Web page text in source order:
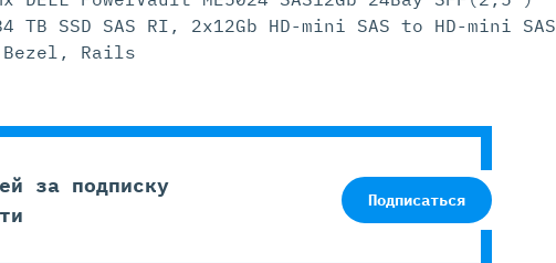
SSD SAS RI, 2x12Gb HD-mini SAS to HD-mini SAS
Bezel, Rails
за подписку
Подписаться